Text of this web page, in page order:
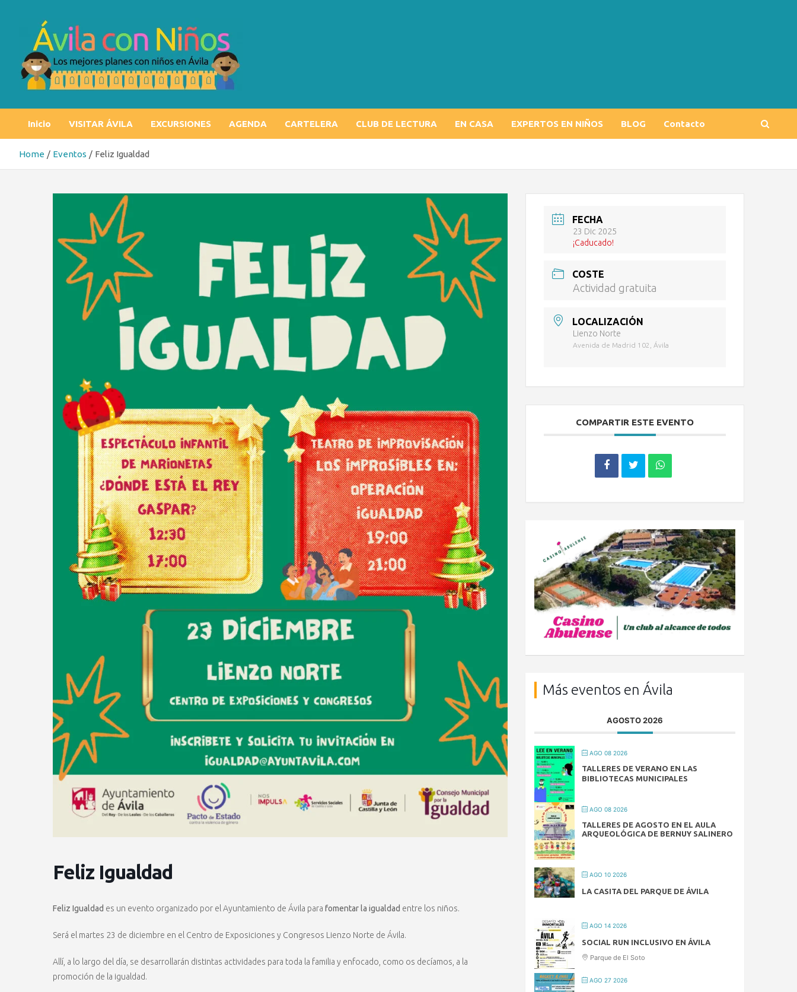
Inicio VISITAR ÁVILA EXCURSIONES AGENDA CARTELERA CLUB DE LECTURA EN CASA EXPERTOS EN NIÑOS BLOG Contacto
Home Eventos Feliz Igualdad
Feliz Igualdad
Feliz Igualdad es un evento organizado por el Ayuntamiento de Ávila para fomentar la igualdad entre los niños.
Será el martes 23 de diciembre en el Centro de Exposiciones y Congresos Lienzo Norte de Ávila.
Allí, a lo largo del día, se desarrollarán distintas actividades para toda la familia y enfocado, como os decíamos, a la
promoción de la igualdad.
FECHA
23 Dic 2025
¡Caducado!
COSTE
Actividad gratuita
LOCALIZACIÓN
Lienzo Norte
Avenida de Madrid 102, Ávila
COMPARTIR ESTE EVENTO
Más eventos en Ávila
AGOSTO 2026
AGO 08 2026
TALLERES DE VERANO EN LAS
BIBLIOTECAS MUNICIPALES
AGO 08 2026
TALLERES DE AGOSTO EN EL AULA
ARQUEOLÓGICA DE BERNUY SALINERO
AGO 10 2026
LA CASITA DEL PARQUE DE ÁVILA
AGO 14 2026
SOCIAL RUN INCLUSIVO EN ÁVILA
Parque de El Soto
AGO 27 2026